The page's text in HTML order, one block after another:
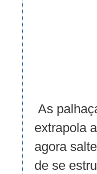
As
extrapola
agora
de se